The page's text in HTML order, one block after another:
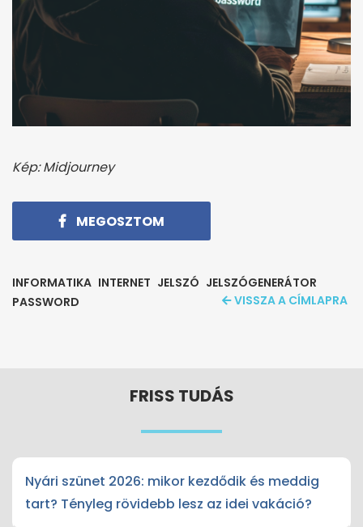
Kép: Midjourney
MEGOSZTOM
INFORMATIKA INTERNET JELSZÓ JELSZÓGENERÁTOR
PASSWORD
VISSZA A CÍMLAPRA
FRISS TUDÁS
Nyári szünet 2026: mikor kezdődik és meddig
tart? Tényleg rövidebb lesz az idei vakáció?